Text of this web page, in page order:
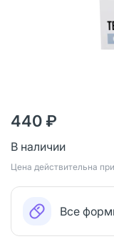
440 ₽
В наличии
Цена действительна
Все